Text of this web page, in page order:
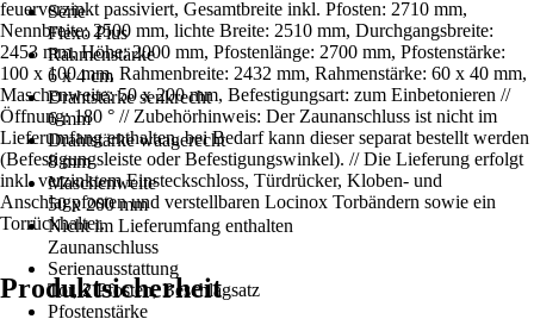
Serie
Flexo Plus
Rahmenstärke
6 x 4 cm
Drahtstärke senkrecht
6 mm
Drahtstärke waagerecht
8 mm
Maschenweite
50 x 200 mm
Nicht im Lieferumfang enthalten
Zaunanschluss
Serienausstattung
Tor, 2 Pfosten, Beschlagsatz
Pfostenstärke
feuerverzinkt passiviert, Gesamtbreite inkl. Pfosten: 2710 mm,
Nennbreite: 2500 mm, lichte Breite: 2510 mm, Durchgangsbreite:
2453 mm, Höhe: 2000 mm, Pfostenlänge: 2700 mm, Pfostenstärke:
100 x 100 mm, Rahmenbreite: 2432 mm, Rahmenstärke: 60 x 40 mm,
Maschenweite: 50 x 200 mm, Befestigungsart: zum Einbetonieren //
Öffnung: 180 ° // Zubehörhinweis: Der Zaunanschluss ist nicht im
Lieferumfang enthalten, bei Bedarf kann dieser separat bestellt werden
(Befestigungsleiste oder Befestigungswinkel). // Die Lieferung erfolgt
inkl. verzinktem Einsteckschloss, Türdrücker, Kloben- und
Anschlagpfosten und verstellbaren Locinox Torbändern sowie ein
Torrückhalter.
Produktsicherheit